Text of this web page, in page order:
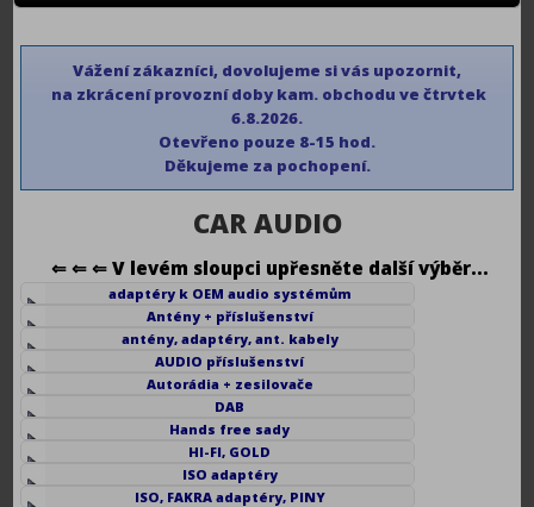
Vážení zákazníci, dovolujeme si vás upozornit,
na zkrácení provozní doby kam. obchodu ve čtrvtek
6.8.2026.
Otevřeno pouze 8-15 hod.
Děkujeme za pochopení.
CAR AUDIO
⇐ ⇐ ⇐ V levém sloupci upřesněte další výběr...
adaptéry k OEM audio systémům
Antény + příslušenství
antény, adaptéry, ant. kabely
AUDIO příslušenství
Autorádia + zesilovače
DAB
Hands free sady
HI-FI, GOLD
ISO adaptéry
ISO, FAKRA adaptéry, PINY